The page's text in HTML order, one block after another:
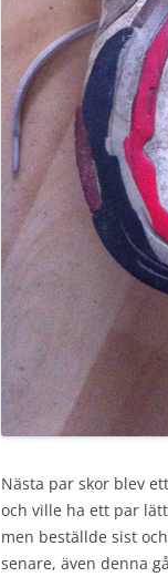
Nästa par skor blev
och ville ha ett par
men beställde sist
senare, även denna